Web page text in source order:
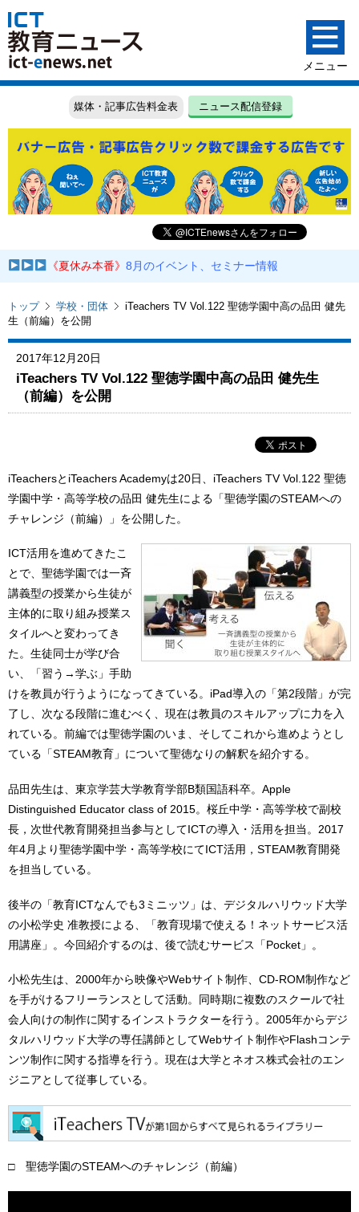
媒体・記事広告料金表 ニュース配信登録
《夏休み本番》8月のイベント、セミナー情報
トップ 学校・団体
iTeachers TV Vol.122 聖徳学園中高の品田 健先
生（前編）を公開
2017年12月20日
iTeachers TV Vol.122 聖徳学園中高の品田 健先生
（前編）を公開
iTeachersとiTeachers Academyは20日、iTeachers TV Vol.122 聖徳
学園中学・高等学校の品田 健先生による「聖徳学園のSTEAMへの
チャレンジ（前編）」を公開した。
ICT活用を進めてきたこ
とで、聖徳学園では一斉
講義型の授業から生徒が
主体的に取り組み授業ス
タイルへと変わってき
た。生徒同士が学び合
い、「習う→学ぶ」手助
けを教員が行うようになってきている。iPad導入の「第2段階」が完
了し、次なる段階に進むべく、現在は教員のスキルアップに力を入
れている。前編では聖徳学園のいま、そしてこれから進めようとし
ている「STEAM教育」について聖徳なりの解釈を紹介する。
品田先生は、東京学芸大学教育学部B類国語科卒。Apple
Distinguished Educator class of 2015。桜丘中学・高等学校で副校
長，次世代教育開発担当参与としてICTの導入・活用を担当。2017
年4月より聖徳学園中学・高等学校にてICT活用，STEAM教育開発
を担当している。
後半の「教育ICTなんでも3ミニッツ」は、デジタルハリウッド大学
の小松学史 准教授による、「教育現場で使える！ネットサービス活
用講座」。今回紹介するのは、後で読むサービス「Pocket」。
小松先生は、2000年から映像やWebサイト制作、CD-ROM制作など
を手がけるフリーランスとして活動。同時期に複数のスクールで社
会人向けの制作に関するインストラクターを行う。2005年からデジ
タルハリウッド大学の専任講師としてWebサイト制作やFlashコンテ
ンツ制作に関する指導を行う。現在は大学とネオス株式会社のエン
ジニアとして従事している。
□ 聖徳学園のSTEAMへのチャレンジ（前編）